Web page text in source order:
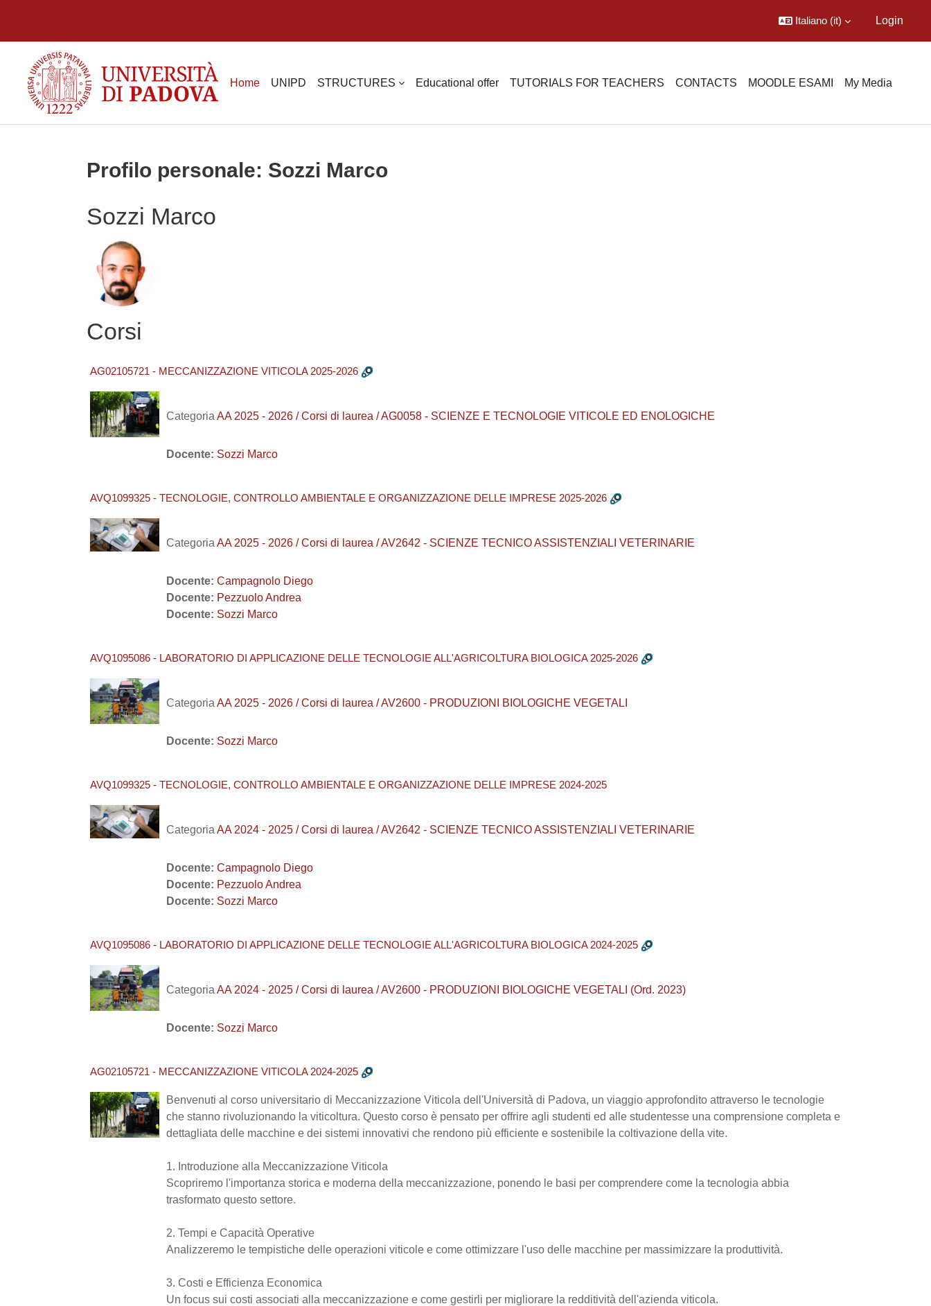
Italiano ‎(it)‎ Login
Home UNIPD STRUCTURES Educational offer TUTORIALS FOR TEACHERS CONTACTS MOODLE ESAMI My Media
Profilo personale: Sozzi Marco
Sozzi Marco
Corsi
AG02105721 - MECCANIZZAZIONE VITICOLA 2025-2026
Categoria AA 2025 - 2026 / Corsi di laurea / AG0058 - SCIENZE E TECNOLOGIE VITICOLE ED ENOLOGICHE
Docente: Sozzi Marco
AVQ1099325 - TECNOLOGIE, CONTROLLO AMBIENTALE E ORGANIZZAZIONE DELLE IMPRESE 2025-2026
Categoria AA 2025 - 2026 / Corsi di laurea / AV2642 - SCIENZE TECNICO ASSISTENZIALI VETERINARIE
Docente: Campagnolo Diego
Docente: Pezzuolo Andrea
Docente: Sozzi Marco
AVQ1095086 - LABORATORIO DI APPLICAZIONE DELLE TECNOLOGIE ALL'AGRICOLTURA BIOLOGICA 2025-2026
Categoria AA 2025 - 2026 / Corsi di laurea / AV2600 - PRODUZIONI BIOLOGICHE VEGETALI
Docente: Sozzi Marco
AVQ1099325 - TECNOLOGIE, CONTROLLO AMBIENTALE E ORGANIZZAZIONE DELLE IMPRESE 2024-2025
Categoria AA 2024 - 2025 / Corsi di laurea / AV2642 - SCIENZE TECNICO ASSISTENZIALI VETERINARIE
Docente: Campagnolo Diego
Docente: Pezzuolo Andrea
Docente: Sozzi Marco
AVQ1095086 - LABORATORIO DI APPLICAZIONE DELLE TECNOLOGIE ALL'AGRICOLTURA BIOLOGICA 2024-2025
Categoria AA 2024 - 2025 / Corsi di laurea / AV2600 - PRODUZIONI BIOLOGICHE VEGETALI (Ord. 2023)
Docente: Sozzi Marco
AG02105721 - MECCANIZZAZIONE VITICOLA 2024-2025
Benvenuti al corso universitario di Meccanizzazione Viticola dell'Università di Padova, un viaggio approfondito attraverso le tecnologie
che stanno rivoluzionando la viticoltura. Questo corso è pensato per offrire agli studenti ed alle studentesse una comprensione completa e
dettagliata delle macchine e dei sistemi innovativi che rendono più efficiente e sostenibile la coltivazione della vite.
1. Introduzione alla Meccanizzazione Viticola
Scopriremo l'importanza storica e moderna della meccanizzazione, ponendo le basi per comprendere come la tecnologia abbia
trasformato questo settore.
2. Tempi e Capacità Operative
Analizzeremo le tempistiche delle operazioni viticole e come ottimizzare l'uso delle macchine per massimizzare la produttività.
3. Costi e Efficienza Economica
Un focus sui costi associati alla meccanizzazione e come gestirli per migliorare la redditività dell'azienda viticola.